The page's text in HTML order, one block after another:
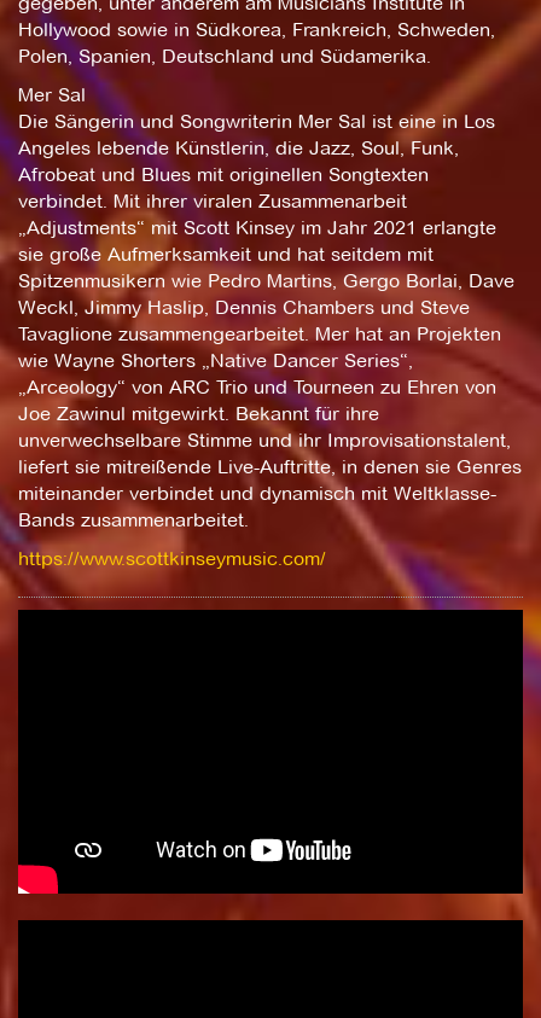
Hollywood sowie in Südkorea, Frankreich, Schweden,
Polen, Spanien, Deutschland und Südamerika.
Mer Sal
Die Sängerin und Songwriterin Mer Sal ist eine in Los
Angeles lebende Künstlerin, die Jazz, Soul, Funk,
Afrobeat und Blues mit originellen Songtexten
verbindet. Mit ihrer viralen Zusammenarbeit
„Adjustments“ mit Scott Kinsey im Jahr 2021 erlangte
sie große Aufmerksamkeit und hat seitdem mit
Spitzenmusikern wie Pedro Martins, Gergo Borlai, Dave
Weckl, Jimmy Haslip, Dennis Chambers und Steve
Tavaglione zusammengearbeitet. Mer hat an Projekten
wie Wayne Shorters „Native Dancer Series“,
„Arceology“ von ARC Trio und Tourneen zu Ehren von
Joe Zawinul mitgewirkt. Bekannt für ihre
unverwechselbare Stimme und ihr Improvisationstalent,
liefert sie mitreißende Live-Auftritte, in denen sie Genres
miteinander verbindet und dynamisch mit Weltklasse-
Bands zusammenarbeitet.
https://www.scottkinseymusic.com/